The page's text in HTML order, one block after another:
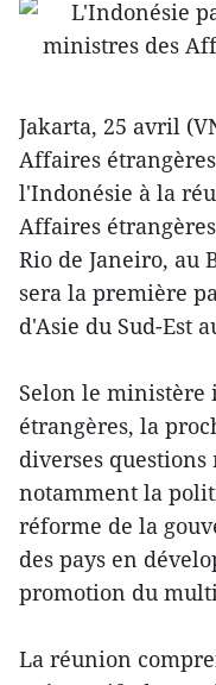
Jakarta, 25 avril
Affaires
l'Indonésie à la
Affaires
Rio de Janeiro, au
sera la première
d'Asie du Sud-Est
Selon le ministère
étrangères, la
diverses
notamment la
réforme de la
des pays en
promotion du
La réunion